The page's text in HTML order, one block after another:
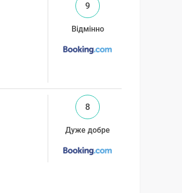
9
Відмінно
8
Дуже добре